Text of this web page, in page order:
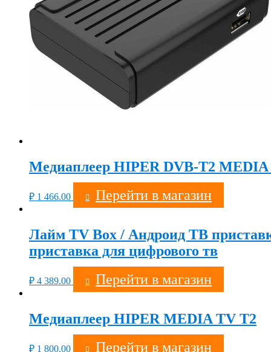
Медиаплеер HIPER DVB-T2
₽ 1 466.00 Перейти в магазин
Лайм TV Box / Андроид ТВ
приставка для цифрового тв
₽ 4 389.00 Перейти в магазин
Медиаплеер HIPER MEDIA TV T2
₽ 1 800.00 Перейти в магазин